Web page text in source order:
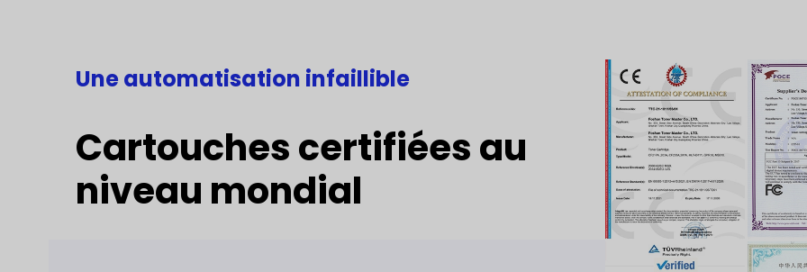
Une automatisation infaillible
Cartouches certifiées au
niveau mondial